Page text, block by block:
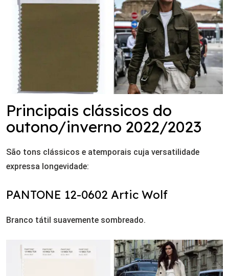
Principais clássicos do
outono/inverno 2022/2023
São tons clássicos e atemporais cuja versatilidade
expressa longevidade:
PANTONE 12-0602 Artic Wolf
Branco tátil suavemente sombreado.